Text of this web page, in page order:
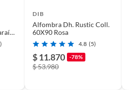
DIB
Alfombra Dh. Rustic Coll.
60X90 Rosa
4.8 (5)
$ 11.870 -78%
$ 53.980